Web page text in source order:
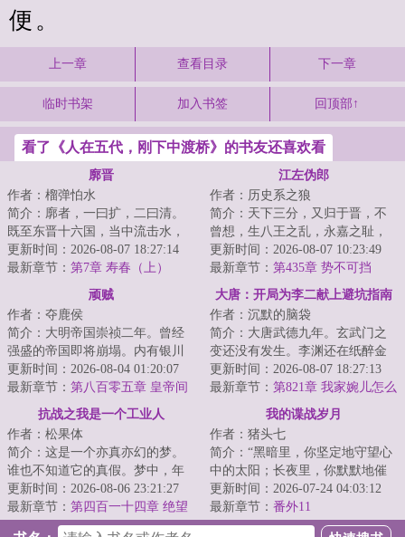
便。
上一章 查看目录 下一章
临时书架 加入书签 回顶部↑
看了《人在五代，刚下中渡桥》的书友还喜欢看
廓晋
作者：榴弹怕水
简介：廓者，一曰扩，二曰清。
既至东晋十六国，当中流击水，
矢志北伐，先驱中原五胡，再扫
朝堂士族门阀。...
更新时间：2026-08-07 18:27:14
最新章节： 第7章 寿春（上）
江左伪郎
作者：历史系之狼
简介：天下三分，又归于晋，不
曾想，生八王之乱，永嘉之耻，
五胡乱华，北国沦陷，衣冠南
渡。为了求得一口...
更新时间：2026-08-07 10:23:49
最新章节： 第435章 势不可挡
顽贼
作者：夺鹿侯
简介：大明帝国崇祯二年。曾经
强盛的帝国即将崩塌。内有银川
驿卒奋臂挥戈，九州幅裂。外有
建州新主东征西...
更新时间：2026-08-04 01:20:07
最新章节： 第八百零五章 皇帝间
的争执
大唐：开局为李二献上避坑指南
作者：沉默的脑袋
简介：大唐武德九年。玄武门之
变还没有发生。李渊还在纸醉金
迷。李建成和李元吉正密谋除掉
最大的威胁。长...
更新时间：2026-08-07 18:27:13
最新章节： 第821章 我家婉儿怎么
会看上卫王呢？
抗战之我是一个工业人
作者：松果体
简介：这是一个亦真亦幻的梦。
谁也不知道它的真假。梦中，年
近退休的陈常在，魂穿到了一个
将死之人的身上...
更新时间：2026-08-06 23:21:27
最新章节： 第四百一十四章 绝望
的近藤信竹
我的谍战岁月
作者：猪头七
简介：“黑暗里，你坚定地守望心
中的太阳；长夜里，你默默地催
生黎明的曙光；虎穴中，你忍辱
负重，周旋待...
更新时间：2026-07-24 04:03:12
最新章节： 番外11